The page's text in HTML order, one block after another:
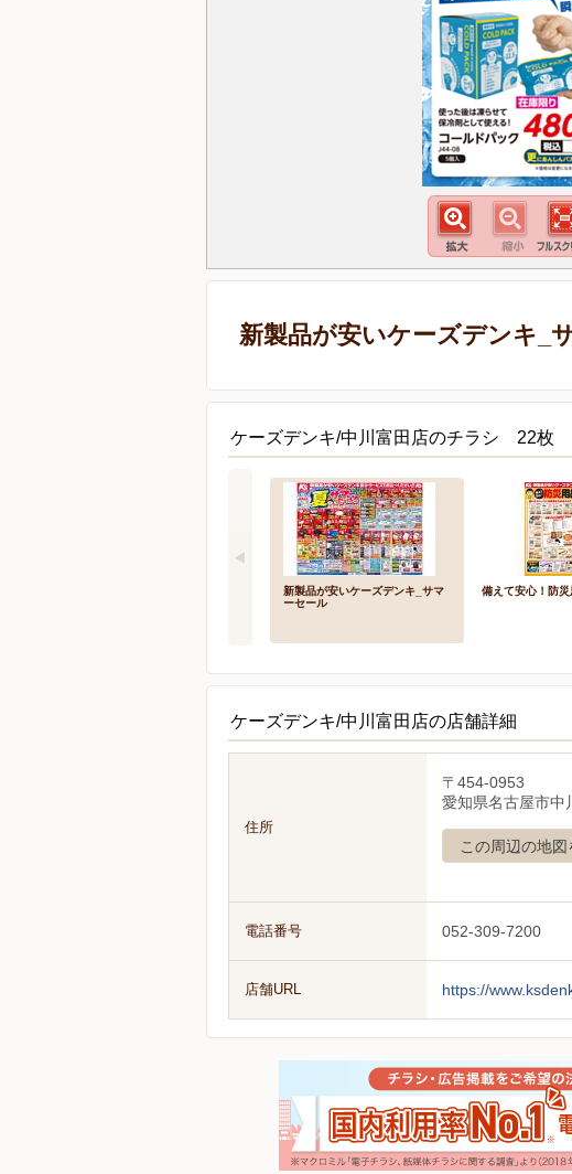
新製品が安いケーズデンキ_
ケーズデンキ/中川富田店のチラシ 22枚
新製品が安いケーズデンキ_サマ
ーセール
備えて安心！防
ケーズデンキ/中川富田店の店舗詳細
住所
〒454-0953
愛知県名古屋市中
この周辺の地図
電話番号 052-309-7200
店舗URL https://